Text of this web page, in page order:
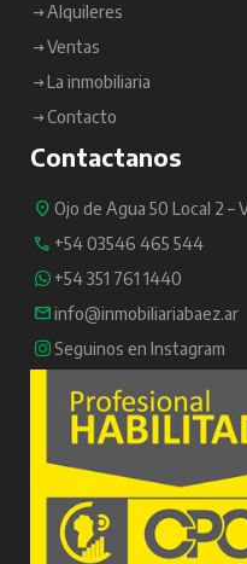
Alquileres
Ventas
La inmobiliaria
Contacto
Contactanos
Ojo de Agua 50 Local 2 –
+54 03546 465 544
+54 351 761 1440
info@inmobiliariabaez.ar
Seguinos en Instagram